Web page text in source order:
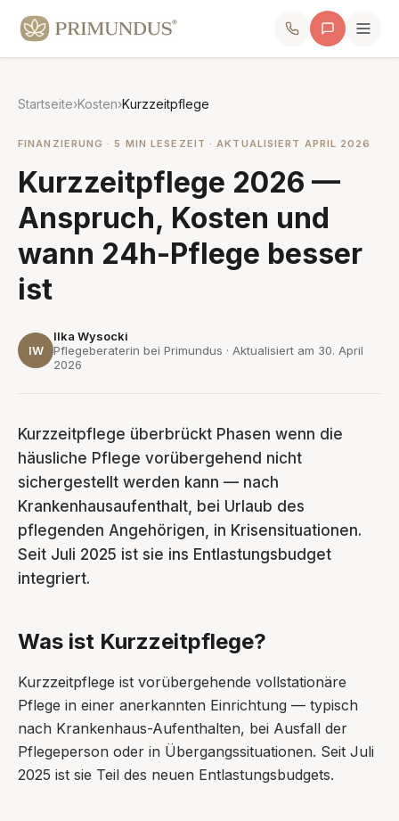
Startseite›Kosten›Kurzzeitpflege
FINANZIERUNG · 5 MIN LESEZEIT · AKTUALISIERT APRIL 2026
Kurzzeitpflege 2026 —
Anspruch, Kosten und
wann 24h-Pflege besser
ist
IW
Ilka Wysocki
Pflegeberaterin bei Primundus · Aktualisiert am 30. April
2026
Kurzzeitpflege überbrückt Phasen wenn die
häusliche Pflege vorübergehend nicht
sichergestellt werden kann — nach
Krankenhausaufenthalt, bei Urlaub des
pflegenden Angehörigen, in Krisensituationen.
Seit Juli 2025 ist sie ins Entlastungsbudget
integriert.
Was ist Kurzzeitpflege?
Kurzzeitpflege ist vorübergehende vollstationäre
Pflege in einer anerkannten Einrichtung — typisch
nach Krankenhaus-Aufenthalten, bei Ausfall der
Pflegeperson oder in Übergangssituationen. Seit Juli
2025 ist sie Teil des neuen Entlastungsbudgets.